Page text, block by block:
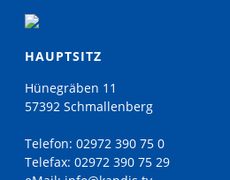
HAUPTSITZ
Hünegräben 11
57392 Schmallenberg
Telefon: 02972 390 75 0
Telefax: 02972 390 75 29